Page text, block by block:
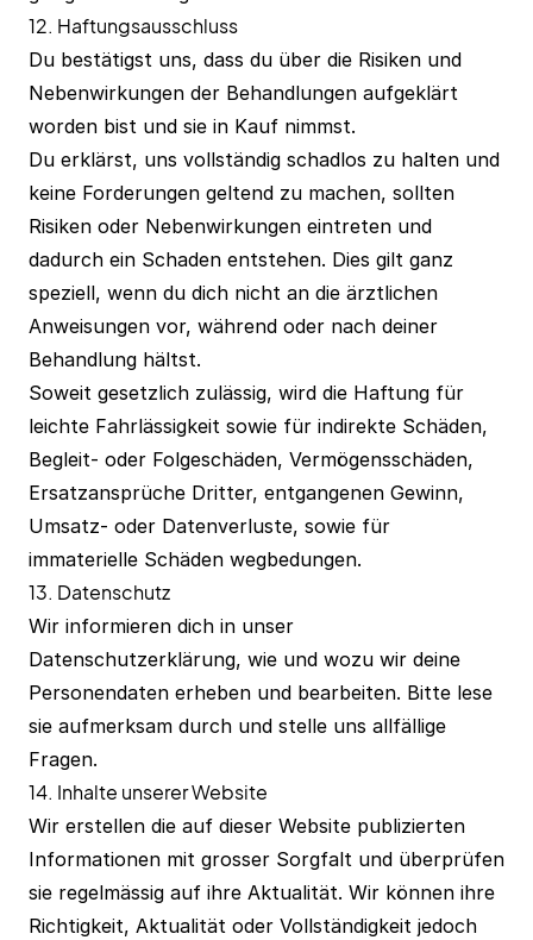
12. Haftungsausschluss
Du bestätigst uns, dass du über die Risiken und
Nebenwirkungen der Behandlungen aufgeklärt
worden bist und sie in Kauf nimmst.
Du erklärst, uns vollständig schadlos zu halten und
keine Forderungen geltend zu machen, sollten
Risiken oder Nebenwirkungen eintreten und
dadurch ein Schaden entstehen. Dies gilt ganz
speziell, wenn du dich nicht an die ärztlichen
Anweisungen vor, während oder nach deiner
Behandlung hältst.
Soweit gesetzlich zulässig, wird die Haftung für
leichte Fahrlässigkeit sowie für indirekte Schäden,
Begleit- oder Folgeschäden, Vermögensschäden,
Ersatzansprüche Dritter, entgangenen Gewinn,
Umsatz- oder Datenverluste, sowie für
immaterielle Schäden wegbedungen.
13. Datenschutz
Wir informieren dich in unser
Datenschutzerklärung, wie und wozu wir deine
Personendaten erheben und bearbeiten. Bitte lese
sie aufmerksam durch und stelle uns allfällige
Fragen.
14. Inhalte unserer Website
Wir erstellen die auf dieser Website publizierten
Informationen mit grosser Sorgfalt und überprüfen
sie regelmässig auf ihre Aktualität. Wir können ihre
Richtigkeit, Aktualität oder Vollständigkeit jedoch